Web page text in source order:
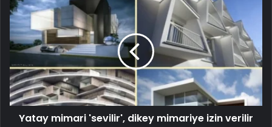
Yatay mimari 'sevilir', dikey mimariye izin verilir